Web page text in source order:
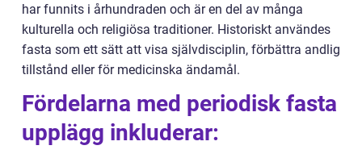
har funnits i århundraden och är en del av många
kulturella och religiösa traditioner. Historiskt användes
fasta som ett sätt att visa självdisciplin, förbättra andlig
tillstånd eller för medicinska ändamål.
Fördelarna med periodisk fasta
upplägg inkluderar: